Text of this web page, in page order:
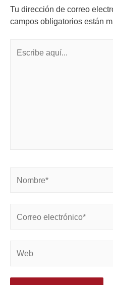
Tu dirección de correo
campos obligatorios están